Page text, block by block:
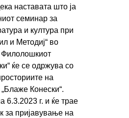
наставата што ја
семинар за
и култура при
и Методиј“ во
Филолошкиот
ќе се одржува со
на
Конески“.
6.3.2023 г. и ќе трае
за пријавување на